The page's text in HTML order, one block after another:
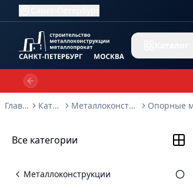
Previous slide
Главная
Каталог Металлоконструкции
Все категории
Металлоконструкции